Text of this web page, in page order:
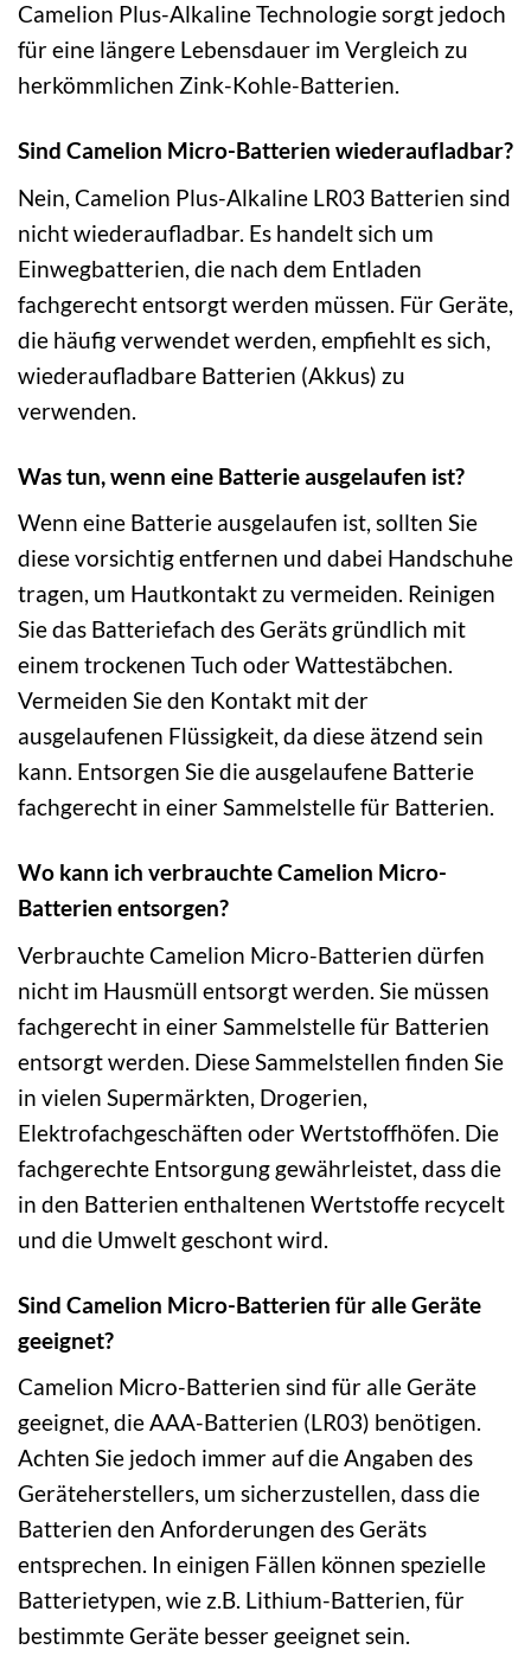
Camelion Plus-Alkaline Technologie sorgt jedoch
für eine längere Lebensdauer im Vergleich zu
herkömmlichen Zink-Kohle-Batterien.
Sind Camelion Micro-Batterien wiederaufladbar?
Nein, Camelion Plus-Alkaline LR03 Batterien sind
nicht wiederaufladbar. Es handelt sich um
Einwegbatterien, die nach dem Entladen
fachgerecht entsorgt werden müssen. Für Geräte,
die häufig verwendet werden, empfiehlt es sich,
wiederaufladbare Batterien (Akkus) zu
verwenden.
Was tun, wenn eine Batterie ausgelaufen ist?
Wenn eine Batterie ausgelaufen ist, sollten Sie
diese vorsichtig entfernen und dabei Handschuhe
tragen, um Hautkontakt zu vermeiden. Reinigen
Sie das Batteriefach des Geräts gründlich mit
einem trockenen Tuch oder Wattestäbchen.
Vermeiden Sie den Kontakt mit der
ausgelaufenen Flüssigkeit, da diese ätzend sein
kann. Entsorgen Sie die ausgelaufene Batterie
fachgerecht in einer Sammelstelle für Batterien.
Wo kann ich verbrauchte Camelion Micro-
Batterien entsorgen?
Verbrauchte Camelion Micro-Batterien dürfen
nicht im Hausmüll entsorgt werden. Sie müssen
fachgerecht in einer Sammelstelle für Batterien
entsorgt werden. Diese Sammelstellen finden Sie
in vielen Supermärkten, Drogerien,
Elektrofachgeschäften oder Wertstoffhöfen. Die
fachgerechte Entsorgung gewährleistet, dass die
in den Batterien enthaltenen Wertstoffe recycelt
und die Umwelt geschont wird.
Sind Camelion Micro-Batterien für alle Geräte
geeignet?
Camelion Micro-Batterien sind für alle Geräte
geeignet, die AAA-Batterien (LR03) benötigen.
Achten Sie jedoch immer auf die Angaben des
Geräteherstellers, um sicherzustellen, dass die
Batterien den Anforderungen des Geräts
entsprechen. In einigen Fällen können spezielle
Batterietypen, wie z.B. Lithium-Batterien, für
bestimmte Geräte besser geeignet sein.